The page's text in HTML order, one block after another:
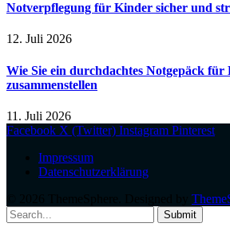
Notverpflegung für Kinder sicher und
12. Juli 2026
Wie Sie ein durchdachtes Notgepäck für
zusammenstellen
11. Juli 2026
Facebook X (Twitter) Instagram Pinterest
Impressum
Datenschutzerklärung
Submit